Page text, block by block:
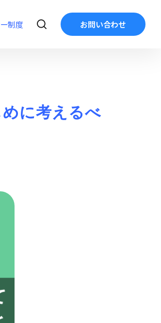
制度 お問い合わせ
に考えるべ